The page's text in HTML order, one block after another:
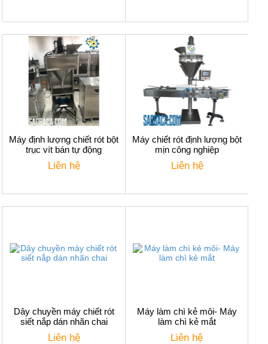
Máy định lượng chiết rót bột
trục vít bán tự động
Liên hệ
Máy chiết rót định lượng bột
mịn công nghiệp
Liên hệ
Dây chuyền máy chiết rót
siết nắp dán nhãn chai
Liên hệ
Máy làm chì kẻ môi- Máy
làm chì kẻ mắt
Liên hệ